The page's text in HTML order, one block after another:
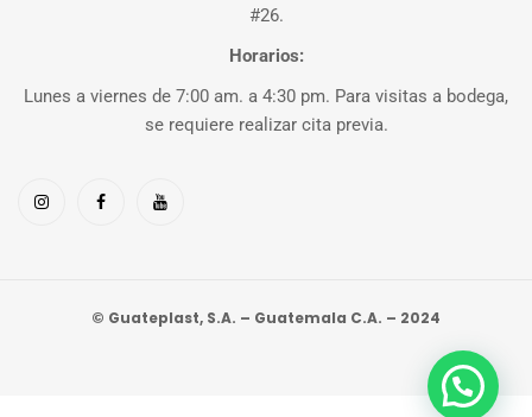
#26.
Horarios:
Lunes a viernes de 7:00 am. a 4:30 pm. Para visitas a bodega,
se requiere realizar cita previa.
© Guateplast, S.A. – Guatemala C.A. – 2024